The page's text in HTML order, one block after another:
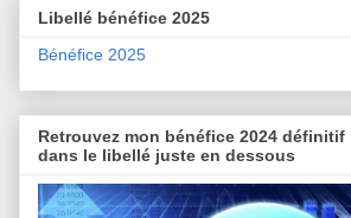
Libellé bénéfice 2025
Bénéfice 2025
Retrouvez mon bénéfice 2024 définitif
dans le libellé juste en dessous